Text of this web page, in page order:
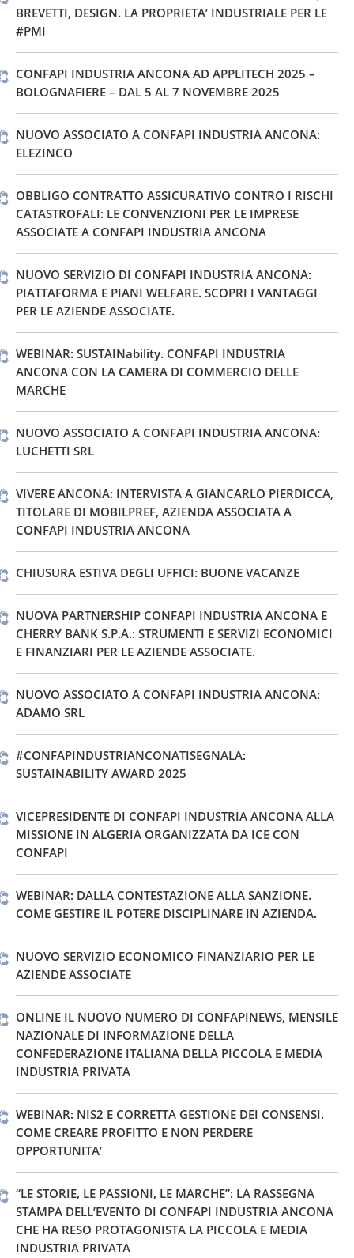
BREVETTI, DESIGN. LA PROPRIETA’ INDUSTRIALE PER LE
#PMI
CONFAPI INDUSTRIA ANCONA AD APPLITECH 2025 –
BOLOGNAFIERE – DAL 5 AL 7 NOVEMBRE 2025
NUOVO ASSOCIATO A CONFAPI INDUSTRIA ANCONA:
ELEZINCO
OBBLIGO CONTRATTO ASSICURATIVO CONTRO I RISCHI
CATASTROFALI: LE CONVENZIONI PER LE IMPRESE
ASSOCIATE A CONFAPI INDUSTRIA ANCONA
NUOVO SERVIZIO DI CONFAPI INDUSTRIA ANCONA:
PIATTAFORMA E PIANI WELFARE. SCOPRI I VANTAGGI
PER LE AZIENDE ASSOCIATE.
WEBINAR: SUSTAINability. CONFAPI INDUSTRIA
ANCONA CON LA CAMERA DI COMMERCIO DELLE
MARCHE
NUOVO ASSOCIATO A CONFAPI INDUSTRIA ANCONA:
LUCHETTI SRL
VIVERE ANCONA: INTERVISTA A GIANCARLO PIERDICCA,
TITOLARE DI MOBILPREF, AZIENDA ASSOCIATA A
CONFAPI INDUSTRIA ANCONA
CHIUSURA ESTIVA DEGLI UFFICI: BUONE VACANZE
NUOVA PARTNERSHIP CONFAPI INDUSTRIA ANCONA E
CHERRY BANK S.P.A.: STRUMENTI E SERVIZI ECONOMICI
E FINANZIARI PER LE AZIENDE ASSOCIATE.
NUOVO ASSOCIATO A CONFAPI INDUSTRIA ANCONA:
ADAMO SRL
#CONFAPINDUSTRIANCONATISEGNALA:
SUSTAINABILITY AWARD 2025
VICEPRESIDENTE DI CONFAPI INDUSTRIA ANCONA ALLA
MISSIONE IN ALGERIA ORGANIZZATA DA ICE CON
CONFAPI
WEBINAR: DALLA CONTESTAZIONE ALLA SANZIONE.
COME GESTIRE IL POTERE DISCIPLINARE IN AZIENDA.
NUOVO SERVIZIO ECONOMICO FINANZIARIO PER LE
AZIENDE ASSOCIATE
ONLINE IL NUOVO NUMERO DI CONFAPINEWS, MENSILE
NAZIONALE DI INFORMAZIONE DELLA
CONFEDERAZIONE ITALIANA DELLA PICCOLA E MEDIA
INDUSTRIA PRIVATA
WEBINAR: NIS2 E CORRETTA GESTIONE DEI CONSENSI.
COME CREARE PROFITTO E NON PERDERE
OPPORTUNITA’
“LE STORIE, LE PASSIONI, LE MARCHE”: LA RASSEGNA
STAMPA DELL’EVENTO DI CONFAPI INDUSTRIA ANCONA
CHE HA RESO PROTAGONISTA LA PICCOLA E MEDIA
INDUSTRIA PRIVATA